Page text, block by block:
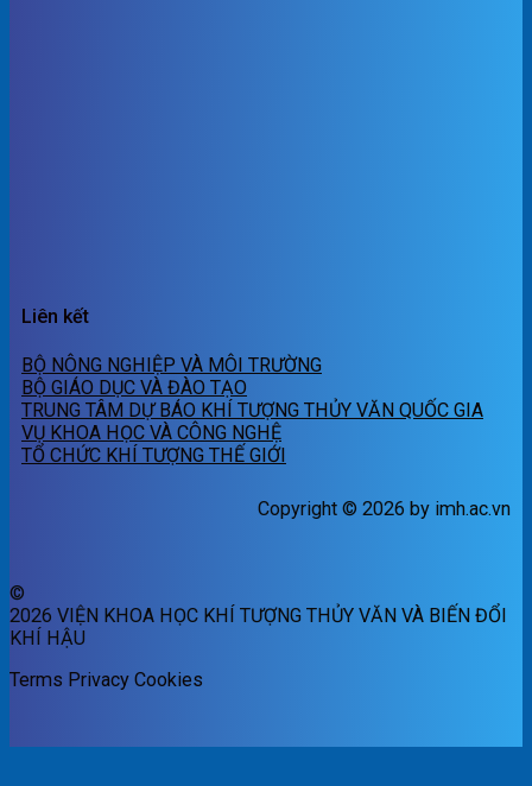
Liên kết
BỘ NÔNG NGHIỆP VÀ MÔI TRƯỜNG
BỘ GIÁO DỤC VÀ ĐÀO TẠO
TRUNG TÂM DỰ BÁO KHÍ TƯỢNG THỦY VĂN QUỐC GIA
VỤ KHOA HỌC VÀ CÔNG NGHỆ
TỔ CHỨC KHÍ TƯỢNG THẾ GIỚI
Copyright © 2026 by imh.ac.vn
©
2026 VIỆN KHOA HỌC KHÍ TƯỢNG THỦY VĂN VÀ BIẾN ĐỔI
KHÍ HẬU
Terms Privacy Cookies